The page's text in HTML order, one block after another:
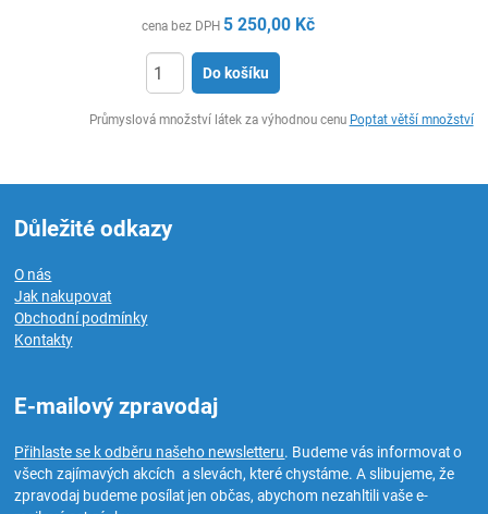
cena bez DPH 5 250,00 Kč
Do košíku
Průmyslová množství látek za výhodnou cenu Poptat větší množství
Důležité odkazy
O nás
Jak nakupovat
Obchodní podmínky
Kontakty
E-mailový zpravodaj
Přihlaste se k odběru našeho newsletteru. Budeme vás informovat o
všech zajímavých akcích a slevách, které chystáme. A slibujeme, že
zpravodaj budeme posílat jen občas, abychom nezahltili vaše e-